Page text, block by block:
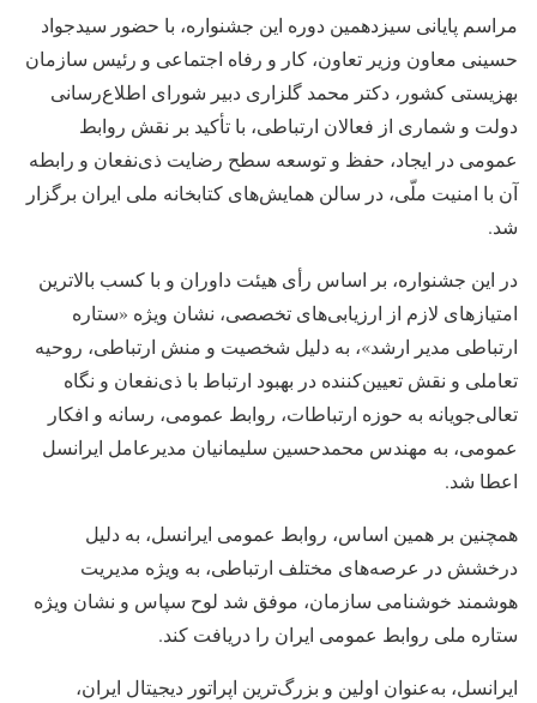
مراسم پایانی سیزدهمین دوره این جشنواره، با حضور سیدجواد
حسینی معاون وزیر تعاون، کار و رفاه اجتماعی و رئیس سازمان
بهزیستی کشور، دکتر محمد گلزاری دبیر شورای اطلاع‌رسانی
دولت و شماری از فعالان ارتباطی، با تأکید بر نقش روابط
عمومی در ایجاد، حفظ و توسعه سطح رضایت ذی‌نفعان و رابطه‌
آن با امنیت ملّی، در سالن همایش‌های کتابخانه ملی ایران برگزار
شد.
در این جشنواره، بر اساس رأی هیئت داوران و با کسب بالاترین
امتیازهای لازم از ارزیابی‌های تخصصی، نشان ویژه «ستاره
ارتباطی مدیر ارشد»، به دلیل شخصیت و منش ارتباطی، روحیه
تعاملی و نقش تعیین‌کننده در بهبود ارتباط با ذی‌نفعان و نگاه
تعالی‌جویانه به حوزه ارتباطات، روابط عمومی، رسانه و افکار
عمومی، به مهندس محمدحسین سلیمانیان مدیرعامل ایرانسل
اعطا شد.
همچنین بر همین اساس، روابط عمومی ایرانسل، به دلیل
درخشش در عرصه‌های مختلف ارتباطی، به ویژه مدیریت
هوشمند خوشنامی سازمان، موفق شد لوح سپاس و نشان ویژه
ستاره ملی روابط عمومی ایران را دریافت کند.
ایرانسل، به‌عنوان اولین و بزرگ‌ترین اپراتور دیجیتال ایران،